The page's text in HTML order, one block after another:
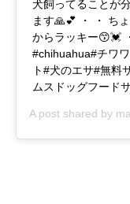
犬飼ってることが
ます🙏💕 ・ ・ ち
からラッキー😙💓
#chihuahua#チワ
ト#犬のエサ#無料
ムスドッグフード
A post shared by